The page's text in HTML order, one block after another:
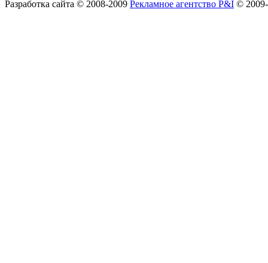
Разработка сайта © 2008-2009 Рекламное агентство P&I ©